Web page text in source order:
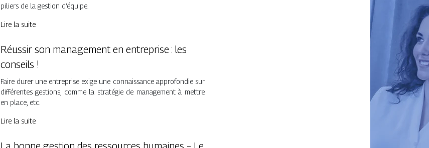
piliers de la gestion d’équipe.
Lire la suite
Réussir son management en entreprise : les
conseils !
Faire durer une entreprise exige une connaissance approfondie sur
différentes gestions, comme la stratégie de management à mettre
en place, etc.
Lire la suite